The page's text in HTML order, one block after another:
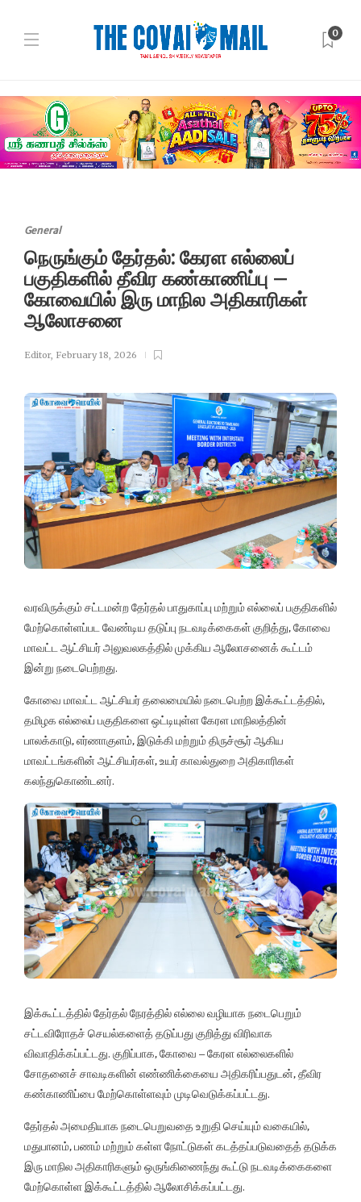
0
General
நெருங்கும் தேர்தல்: கேரள எல்லைப்
பகுதிகளில் தீவிர கண்காணிப்பு –
கோவையில் இரு மாநில அதிகாரிகள்
ஆலோசனை
Editor, February 18, 2026
வரவிருக்கும் சட்டமன்ற தேர்தல் பாதுகாப்பு மற்றும் எல்லைப் பகுதிகளில்
மேற்கொள்ளப்பட வேண்டிய தடுப்பு நடவடிக்கைகள் குறித்து, கோவை
மாவட்ட ஆட்சியர் அலுவலகத்தில் முக்கிய ஆலோசனைக் கூட்டம்
இன்று நடைபெற்றது.
கோவை மாவட்ட ஆட்சியர் தலைமையில் நடைபெற்ற இக்கூட்டத்தில்,
தமிழக எல்லைப் பகுதிகளை ஒட்டியுள்ள கேரள மாநிலத்தின்
பாலக்காடு, எர்ணாகுளம், இடுக்கி மற்றும் திருச்சூர் ஆகிய
மாவட்டங்களின் ஆட்சியர்கள், உயர் காவல்துறை அதிகாரிகள்
கலந்துகொண்டனர்.
இக்கூட்டத்தில் தேர்தல் நேரத்தில் எல்லை வழியாக நடைபெறும்
சட்டவிரோதச் செயல்களைத் தடுப்பது குறித்து விரிவாக
விவாதிக்கப்பட்டது. குறிப்பாக, கோவை – கேரள எல்லைகளில்
சோதனைச் சாவடிகளின் எண்ணிக்கையை அதிகரிப்பதுடன், தீவிர
கண்காணிப்பை மேற்கொள்ளவும் முடிவெடுக்கப்பட்டது.
தேர்தல் அமைதியாக நடைபெறுவதை உறுதி செய்யும் வகையில்,
மதுபானம், பணம் மற்றும் கள்ள நோட்டுகள் கடத்தப்படுவதைத் தடுக்க
இரு மாநில அதிகாரிகளும் ஒருங்கிணைந்து கூட்டு நடவடிக்கைகளை
மேற்கொள்ள இக்கூட்டத்தில் ஆலோசிக்கப்பட்டது.